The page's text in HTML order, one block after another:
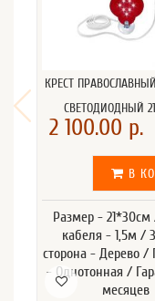
КРЕСТ
СВЕТОДИОДНЫЙ
2 100.00 р.
В
Размер -
кабеля - 1,5м /
сторона - Дерево /
- Однотонная /
месяцев